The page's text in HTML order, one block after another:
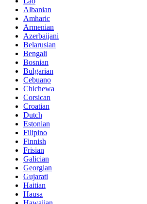
Albanian
Amharic
Armenian
Azerbaijani
Belarusian
Bengali
Bosnian
Bulgarian
Cebuano
Chichewa
Corsican
Croatian
Dutch
Estonian
Filipino
Finnish
Frisian
Galician
Georgian
Gujarati
Haitian
Hausa